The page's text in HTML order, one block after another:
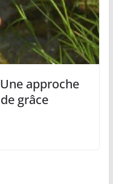
approche
grâce